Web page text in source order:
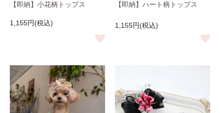
【即納】小花柄トップス
1,155円(税込)
【即納】ハート柄トップス
1,155円(税込)